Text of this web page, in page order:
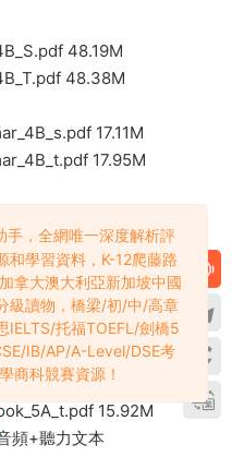
48.19M
48.38M
17.11M
17.95M
15.72M
16.45M
案
14.91M
15.92M
頻+聽力文本
，全網唯一深度解析評
和學習資料，K-12爬藤路
拿大澳大利亞新加坡中國
級讀物，橋梁/初/中/高章
IELTS/托福TOEFL/劍橋5
IB/AP/A-Level/DSE考
商科競賽資源！